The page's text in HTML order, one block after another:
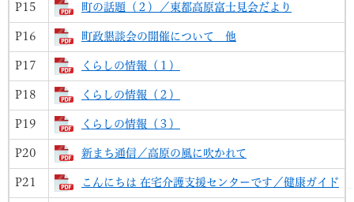
P15 町の話題（２）／東都高原富士見会だより
P16 町政懇談会の開催について 他
P17 くらしの情報（１）
P18 くらしの情報（２）
P19 くらしの情報（３）
P20 新まち通信／高原の風に吹かれて
P21 こんにちは 在宅介護支援センターです／健康ガイド